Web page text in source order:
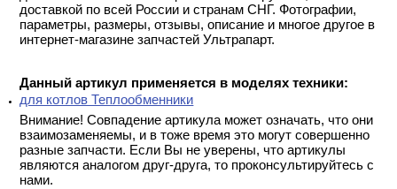
доставкой по всей России и странам СНГ. Фотографии,
параметры, размеры, отзывы, описание и многое другое в
интернет-магазине запчастей Ультрапарт.
Данный артикул применяется в моделях техники:
для котлов Теплообменники
Внимание! Совпадение артикула может означать, что они
взаимозаменяемы, и в тоже время это могут совершенно
разные запчасти. Если Вы не уверены, что артикулы
являются аналогом друг-друга, то проконсультируйтесь с
нами.